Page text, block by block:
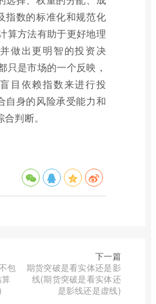
指数的标准化和规范化
算方法有助于更好地理
做出更明智的投资决
只是市场的一个反映，
目依赖指数来进行投
自身的风险承受能力和
判断。
包
下一篇
期货突破是看实体还是影
线(期货突破是看实体还
是影线还是虚线)